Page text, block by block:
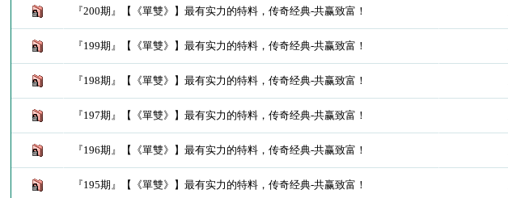
『200期』【《單雙》】最有实力的特料，传奇经典-共赢致富！
『199期』【《單雙》】最有实力的特料，传奇经典-共赢致富！
『198期』【《單雙》】最有实力的特料，传奇经典-共赢致富！
『197期』【《單雙》】最有实力的特料，传奇经典-共赢致富！
『196期』【《單雙》】最有实力的特料，传奇经典-共赢致富！
『195期』【《單雙》】最有实力的特料，传奇经典-共赢致富！